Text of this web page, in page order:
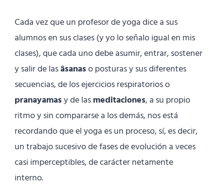
Cada vez que un profesor de yoga dice a sus
alumnos en sus clases (y yo lo señalo igual en mis
clases), que cada uno debe asumir, entrar, sostener
y salir de lasâsanaso posturas y sus diferentes
secuencias, de los ejercicios respiratorios o
pranayamasy de lasmeditaciones, a su propio
ritmo y sin compararse a los demás, nos está
recordando que el yoga es un proceso, sí, es decir,
un trabajo sucesivo de fases de evolución a veces
casi imperceptibles, de carácter netamente
interno.